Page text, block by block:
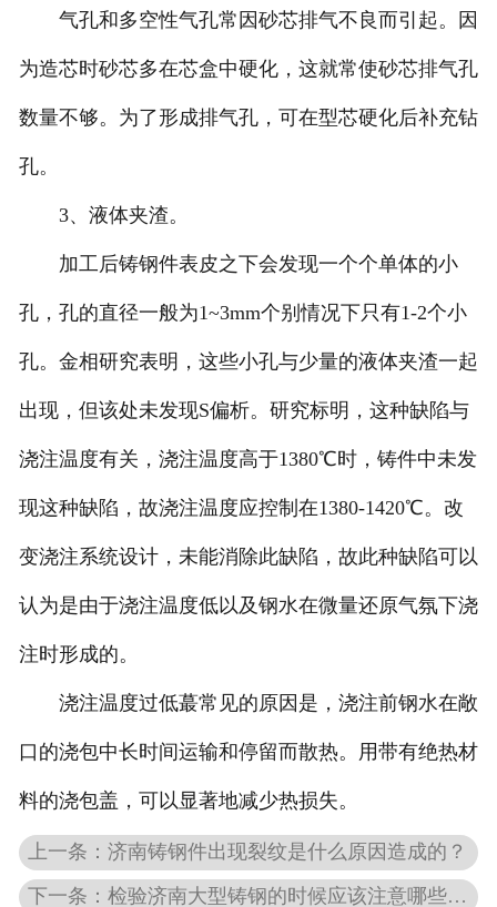
气孔和多空性气孔常因砂芯排气不良而引起。因
为造芯时砂芯多在芯盒中硬化，这就常使砂芯排气孔
数量不够。为了形成排气孔，可在型芯硬化后补充钻
孔。
3、液体夹渣。
加工后铸钢件表皮之下会发现一个个单体的小
孔，孔的直径一般为1~3mm个别情况下只有1-2个小
孔。金相研究表明，这些小孔与少量的液体夹渣一起
出现，但该处未发现S偏析。研究标明，这种缺陷与
浇注温度有关，浇注温度高于1380℃时，铸件中未发
现这种缺陷，故浇注温度应控制在1380-1420℃。改
变浇注系统设计，未能消除此缺陷，故此种缺陷可以
认为是由于浇注温度低以及钢水在微量还原气氛下浇
注时形成的。
浇注温度过低蕞常见的原因是，浇注前钢水在敞
口的浇包中长时间运输和停留而散热。用带有绝热材
料的浇包盖，可以显著地减少热损失。
上一条：济南铸钢件出现裂纹是什么原因造成的？
下一条：检验济南大型铸钢的时候应该注意哪些问题？